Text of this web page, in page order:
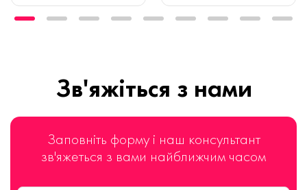
Зв'яжіться з нами
Заповніть форму і наш консультант
зв'яжеться з вами найближчим часом